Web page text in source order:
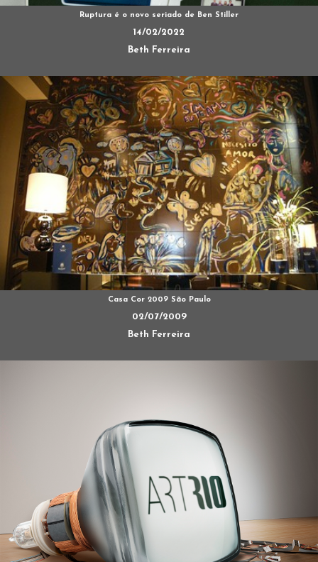
Ruptura é o novo seriado de Ben Stiller
14/02/2022
Beth Ferreira
Casa Cor 2009 São Paulo
02/07/2009
Beth Ferreira